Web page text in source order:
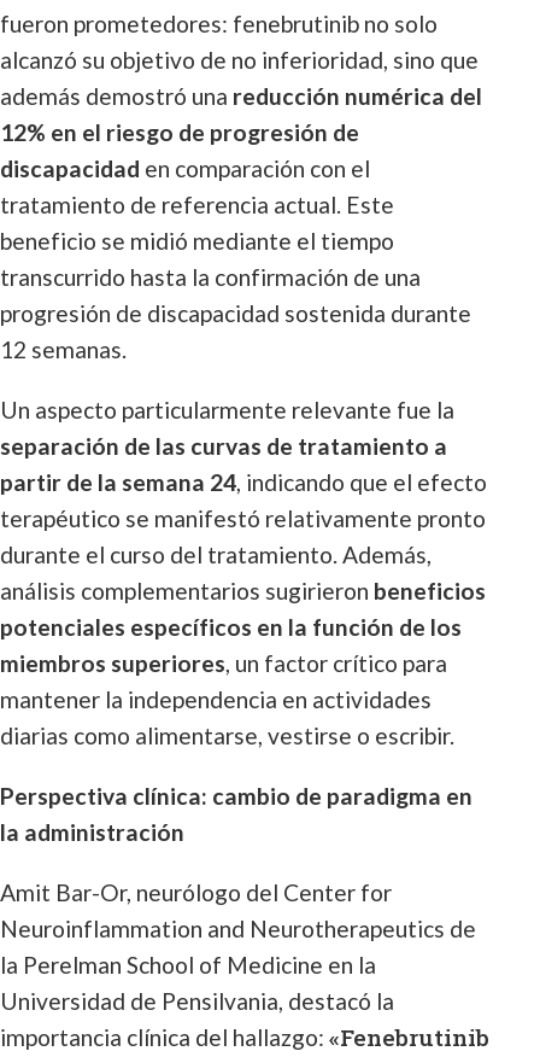
fueron prometedores: fenebrutinib no solo
alcanzó su objetivo de no inferioridad, sino que
además demostró una reducción numérica del
12% en el riesgo de progresión de
discapacidad en comparación con el
tratamiento de referencia actual. Este
beneficio se midió mediante el tiempo
transcurrido hasta la confirmación de una
progresión de discapacidad sostenida durante
12 semanas.
Un aspecto particularmente relevante fue la
separación de las curvas de tratamiento a
partir de la semana 24, indicando que el efecto
terapéutico se manifestó relativamente pronto
durante el curso del tratamiento. Además,
análisis complementarios sugirieron beneficios
potenciales específicos en la función de los
miembros superiores, un factor crítico para
mantener la independencia en actividades
diarias como alimentarse, vestirse o escribir.
Perspectiva clínica: cambio de paradigma en
la administración
Amit Bar-Or, neurólogo del Center for
Neuroinflammation and Neurotherapeutics de
la Perelman School of Medicine en la
Universidad de Pensilvania, destacó la
importancia clínica del hallazgo: «Fenebrutinib